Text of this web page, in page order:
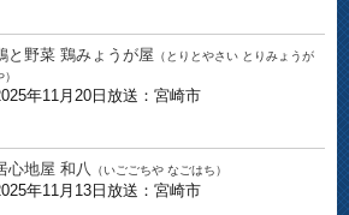
と野菜 鶏みょうが屋 （とりとやさい とりみょうが
年11月20日放送：宮崎市
心地屋 和八 （いごごちや なごはち）
年11月13日放送：宮崎市